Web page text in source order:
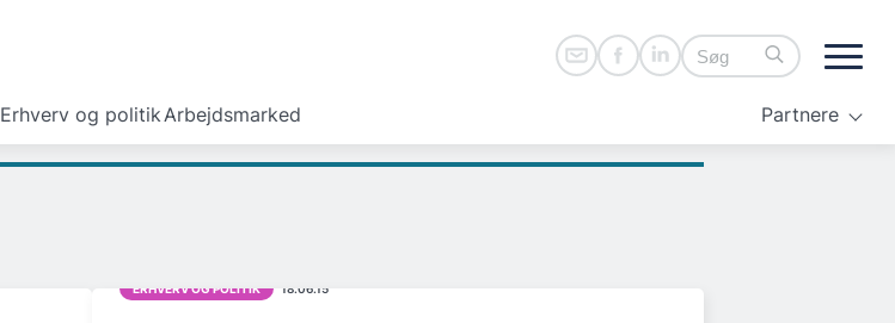
Erhverv og politikArbejdsmarked Partnere
ERHVERV OG POLITIK 18.06.15